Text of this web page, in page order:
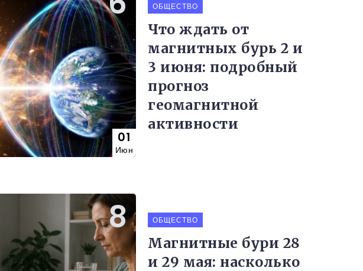
01
Июн
ОБЩЕСТВО
Что ждать от
магнитных бурь 2 и
3 июня: подробный
прогноз
геомагнитной
активности
ОБЩЕСТВО
Магнитные бури 28
и 29 мая: насколько